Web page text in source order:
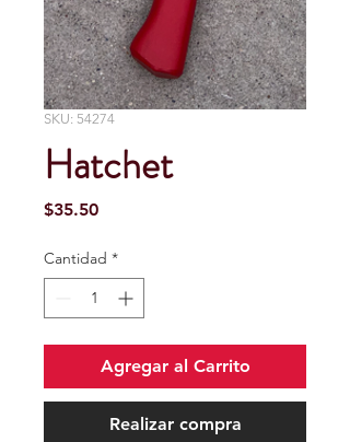
SKU: 54274
Hatchet
$35.50Precio
Cantidad *
Agregar al Carrito
Realizar compra